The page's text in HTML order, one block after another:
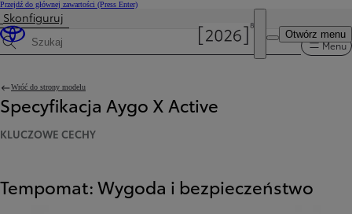
Przejdź do głównej zawartości (Press Enter)
Otwórz menu
Skonfiguruj
Wyszukaj dane techniczne Menu
Wróć do strony modelu
Specyfikacja Aygo X Active
KLUCZOWE CECHY
Tempomat: Wygoda i bezpieczeństwo